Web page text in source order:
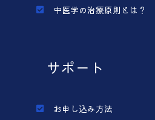
中医学の治療原則とは？
サポート
お申し込み方法